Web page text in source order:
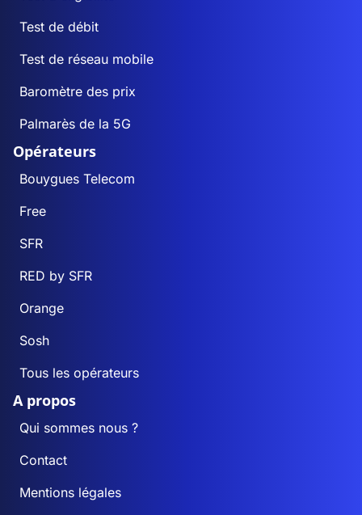
Test de débit
Test de réseau mobile
Baromètre des prix
Palmarès de la 5G
Opérateurs
Bouygues Telecom
Free
SFR
RED by SFR
Orange
Sosh
Tous les opérateurs
A propos
Qui sommes nous ?
Contact
Mentions légales